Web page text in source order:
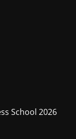
School 2026